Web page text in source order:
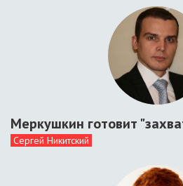
Меркушкин готовит
Сергей Никитский